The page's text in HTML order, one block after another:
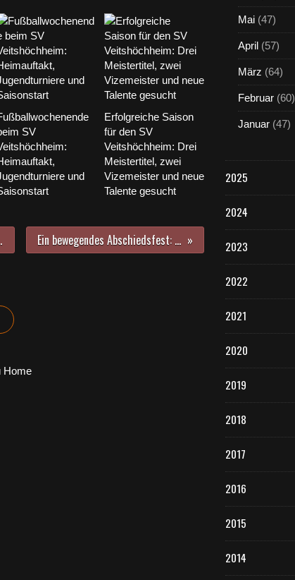
SV
und
Erfolgreiche Saison
für den SV
Veitshöchheim: Drei
Meistertitel, zwei
Vizemeister und neue
Talente gesucht
Änderung des Flächennutzungsplanes ab Ein bewegendes Abschiedsfest: Angelika Vey-Rossellit geht nach 37 Jahren Leitung des Bilhildiskindergartens in den Ruhestand
Home
Mai (47)
April (57)
März (64)
Februar (60)
Januar (47)
2025
2024
2023
2022
2021
2020
2019
2018
2017
2016
2015
2014